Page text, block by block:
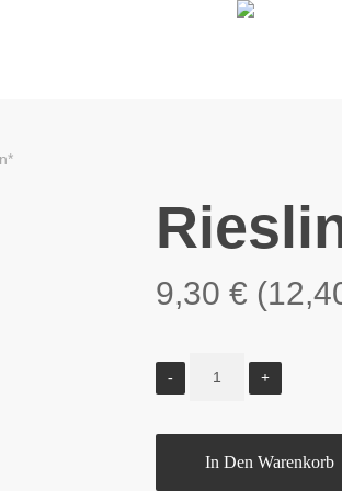
9,30 € (
In Den Warenkorb